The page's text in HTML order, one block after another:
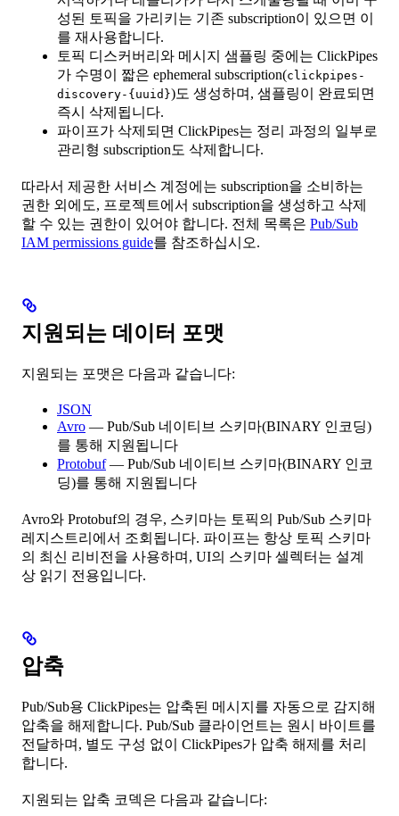
성된 토픽을 가리키는 기존 subscription이 있으면 이
를 재사용합니다.
토픽 디스커버리와 메시지 샘플링 중에는 ClickPipes
가 수명이 짧은 ephemeral subscription(clickpipes-
discovery-{uuid})도 생성하며, 샘플링이 완료되면
즉시 삭제됩니다.
파이프가 삭제되면 ClickPipes는 정리 과정의 일부로
관리형 subscription도 삭제합니다.
따라서 제공한 서비스 계정에는 subscription을 소비하는
권한 외에도, 프로젝트에서 subscription을 생성하고 삭제
할 수 있는 권한이 있어야 합니다. 전체 목록은 Pub/Sub
IAM permissions guide를 참조하십시오.
지원되는 데이터 포맷
지원되는 포맷은 다음과 같습니다:
JSON
Avro — Pub/Sub 네이티브 스키마(BINARY 인코딩)
를 통해 지원됩니다
Protobuf— Pub/Sub 네이티브 스키마(BINARY 인코
딩)를 통해 지원됩니다
Avro와 Protobuf의 경우, 스키마는 토픽의 Pub/Sub 스키마
레지스트리에서 조회됩니다. 파이프는 항상 토픽 스키마
의 최신 리비전을 사용하며, UI의 스키마 셀렉터는 설계
상 읽기 전용입니다.
압축
Pub/Sub용 ClickPipes는 압축된 메시지를 자동으로 감지해
압축을 해제합니다. Pub/Sub 클라이언트는 원시 바이트를
전달하며, 별도 구성 없이 ClickPipes가 압축 해제를 처리
합니다.
지원되는 압축 코덱은 다음과 같습니다: